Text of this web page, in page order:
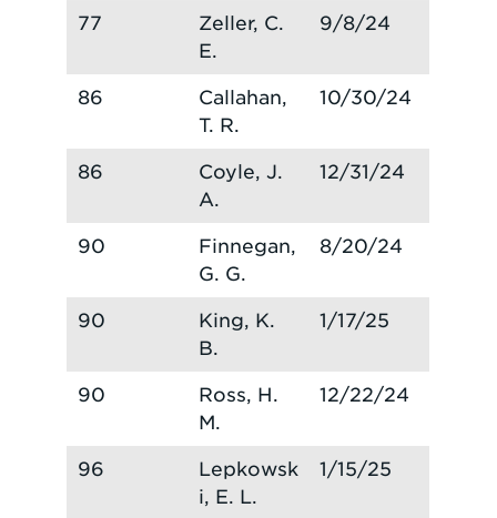
77
Zeller, C.
E.
9/8/24
86
Callahan,
T. R.
10/30/24
86
Coyle, J.
A.
12/31/24
90
Finnegan,
G. G.
8/20/24
90
King, K.
B.
1/17/25
90
Ross, H.
M.
12/22/24
96
Lepkowsk
i, E. L.
1/15/25